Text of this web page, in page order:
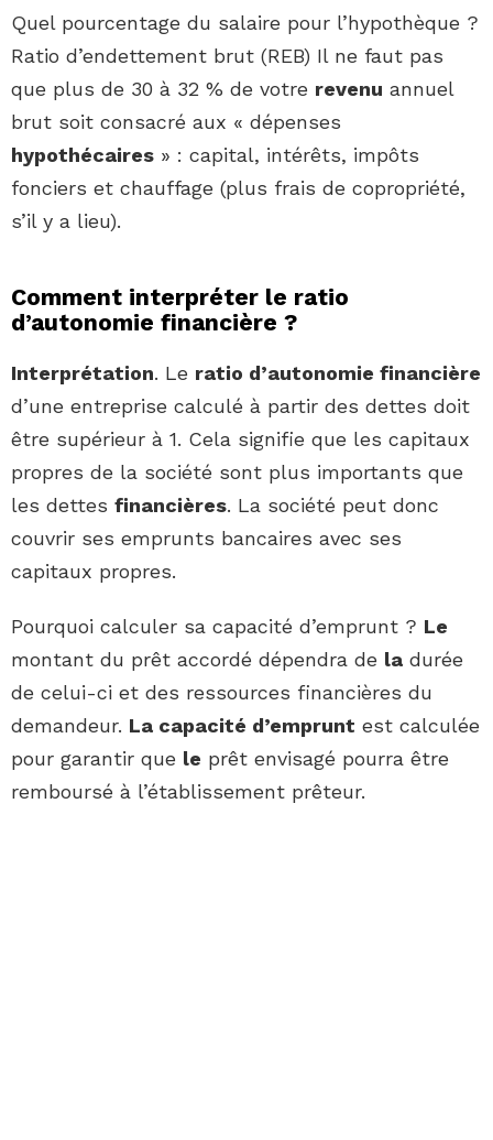
Quel pourcentage du salaire pour l’hypothèque ?
Ratio d’endettement brut (REB) Il ne faut pas
que plus de 30 à 32 % de votre revenu annuel
brut soit consacré aux « dépenses
hypothécaires » : capital, intérêts, impôts
fonciers et chauffage (plus frais de copropriété,
s’il y a lieu).
Comment interpréter le ratio
d’autonomie financière ?
Interprétation. Le ratio d’autonomie financière
d’une entreprise calculé à partir des dettes doit
être supérieur à 1. Cela signifie que les capitaux
propres de la société sont plus importants que
les dettes financières. La société peut donc
couvrir ses emprunts bancaires avec ses
capitaux propres.
Pourquoi calculer sa capacité d’emprunt ? Le
montant du prêt accordé dépendra de la durée
de celui-ci et des ressources financières du
demandeur. La capacité d’emprunt est calculée
pour garantir que le prêt envisagé pourra être
remboursé à l’établissement prêteur.